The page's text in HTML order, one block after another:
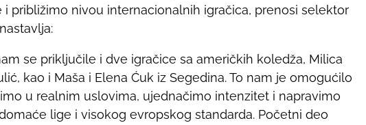
i približimo nivou internacionalnih igračica, prenosi selektor
se priključile i dve igračice sa američkih koledža, Milica
kao i Maša i Elena Ćuk iz Segedina. To nam je omogućilo
u realnim uslovima, ujednačimo intenzitet i napravimo
lige i visokog evropskog standarda. Početni deo